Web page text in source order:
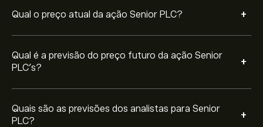
Qual o preço atual da ação Senior PLC? +
Qual é a previsão do preço futuro da ação Senior
PLC’s?
+
Quais são as previsões dos analistas para Senior
PLC?
+